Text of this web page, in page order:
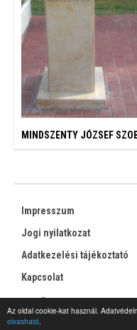
Az oldal cookie-kat használ.
olvasható.
MINDSZENTY JÓZSEF
Impresszum
Jogi nyilatkozat
Adatkezelési tájékoztató
Kapcsolat